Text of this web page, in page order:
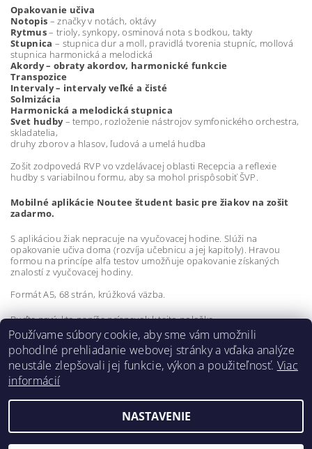
Opakovanie učiva
Notopis – značky v notách, oktávy
Rytmus– trioly, synkopy, osminová nota s bodkou, takty
Stupnica – stupnica dur a moll, pravidlá tvorenia stupníc, mollová
stupnica harmonická a melodická
Akordy – obraty akordov, harmonické funkcie
Transpozice
Intervaly– intervaly veľké a čisté
Solmizácia
Harmonická a melodická stupnica
Svet hudby– tempo, rozloženie nástrojov symfonického orchestra,
skladatelia,
druhy zborov a hlasov, ľudová a umelá hudba
Zošit zodpovedá RVP vo vzdelávacej oblasti Recepcia a reflexie
hudby s variabilnou formu, aby sa mohol prispôsobiť ŠVP.
Mobilné aplikácie Noutee študent basic pre žiakov na zošit
zadarmo.
S aplikáciou žiak nepracuje na vyučovacej hodine. Slúži na
opakovanie učiva doma (rozvíja učebnicu a jej kapitoly). Hravou
formou na princípe alfa testov umožňuje opakovanie získaných
znalostí z vyučovacej hodiny.
Formát A5, 68 strán, krúžková väzba.
Buďte prvý, kto napíše príspevok k tejto položke.
Pridať komentár
2026 ©hudobnavychova.sk, všetky práva vyhradené
Používame súbory cookie, aby sme vám umožnili
pohodlné prehliadanie webovej stránky a vďaka analýze
neustále zlepšovali jej funkcie, výkon a použiteľnosť. Viac
informácií
NASTAVENIE